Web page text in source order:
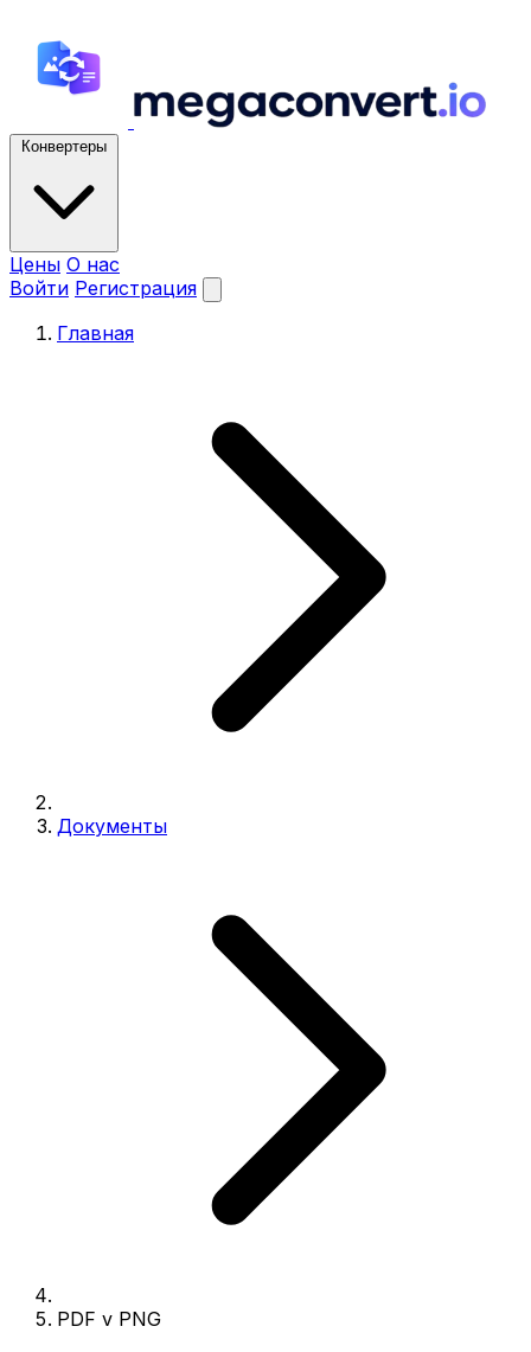
Конвертеры
Цены О нас
Войти Регистрация
Главная
Документы
PDF v PNG